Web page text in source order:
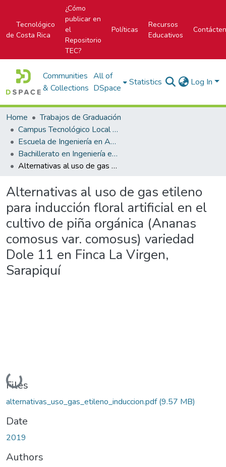
Tecnológico
de Costa Rica
¿Cómo
publicar en
el
Repositorio
TEC?
Políticas
Recursos
Educativos
Communities
& Collections
All of
DSpace
Statistics Log In
Home
Trabajos de Graduación
Campus Tecnológico Local San Carlos
Escuela de Ingeniería en Agronomía
Bachillerato en Ingeniería en Agronomía
Alternativas al uso de gas etileno para inducción floral artificial en el cultivo de piña orgánica (Ananas comosus var. comosus) variedad Dole 11 en Finca La Virgen, Sarapiquí
Alternativas al uso de gas etileno
para inducción floral artificial en el
cultivo de piña orgánica (Ananas
comosus var. comosus) variedad
Dole 11 en Finca La Virgen,
Sarapiquí
Loading...
Files
alternativas_uso_gas_etileno_induccion.pdf(9.57 MB)
Date
2019
Authors